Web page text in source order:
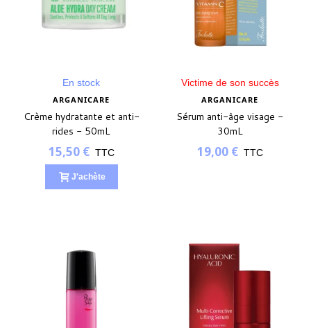
En stock
ARGANICARE
Crème hydratante et anti-
rides - 50mL
15,50 € TTC
J'achète
Victime de son succès
ARGANICARE
Sérum anti-âge visage -
30mL
19,00 € TTC